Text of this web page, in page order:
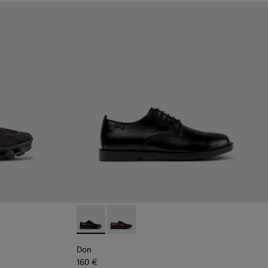
004
- K101114-002 - Sapatos de pele pretos Para homem.
Twins - K101114-001
pretas em materiais técnicos reciclados Para
011 - Ténis azuis em materiais técnicos reciclados Para
010
- K101109-007 - Sapatilhas castanhas em materiais
Don - K101140-001 - Sapatos de pele preta
Don - K101140-003
Don
160 €